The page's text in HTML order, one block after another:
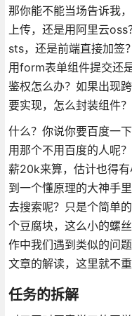
那你能不能当场告诉我
上传，还是用阿里云
sts，还是前端直接加签
用form表单组件提交还
鉴权怎么办？如果出现
要实现，怎么封装组件？
什么？你说你要百度一
用那个不用百度的人呢
薪20k来算，估计也得
到一个懂原理的大神手
去搜索呢？只是个简单
个豆腐块，这么小的螺
作中我们遇到类似的问
文章的解读，这里就不重
任务的拆解